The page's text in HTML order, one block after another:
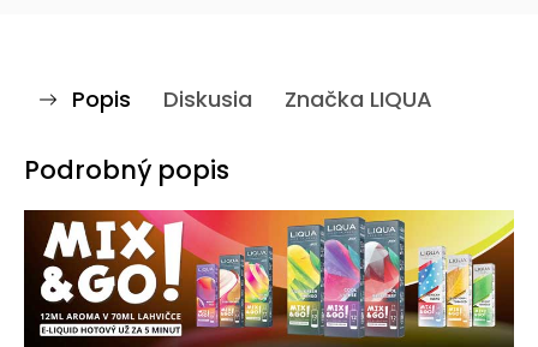
Popis Diskusia Značka LIQUA
Podrobný popis